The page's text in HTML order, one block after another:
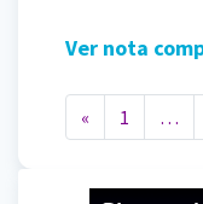
Ver nota
« 1 …